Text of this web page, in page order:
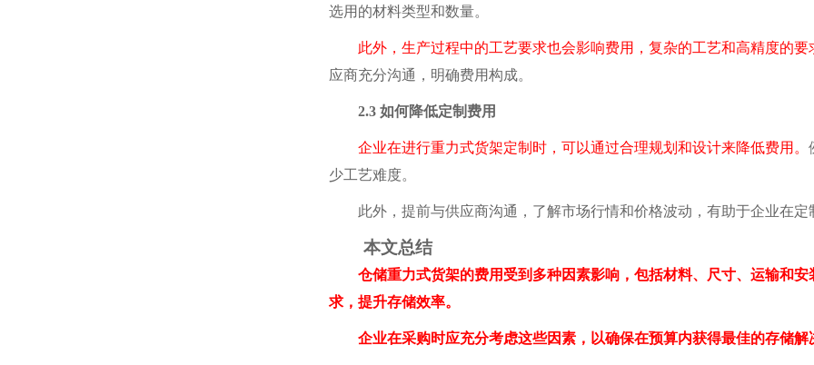
选用的材料类型和数量。
此外，生产过程中的工艺要求也会影响费用，复杂的工艺和高精度的
应商充分沟通，明确费用构成。
2.3 如何降低定制费用
企业在进行重力式货架定制时，可以通过合理规划和设计来降低费用。
少工艺难度。
此外，提前与供应商沟通，了解市场行情和价格波动，有助于企业在定
本文总结
仓储重力式货架的费用受到多种因素影响，包括材料、尺寸、运输和
求，提升存储效率。
企业在采购时应充分考虑这些因素，以确保在预算内获得最佳的存储解